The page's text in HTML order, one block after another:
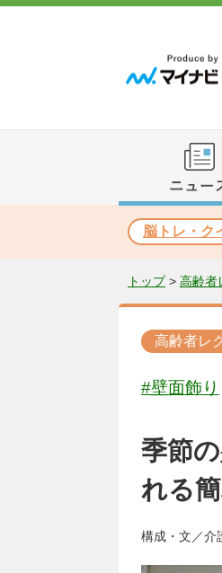
脳トレ・ク
トップ> 高齢者
高齢者レ
#壁面飾り
季節
れる
構成・文／介